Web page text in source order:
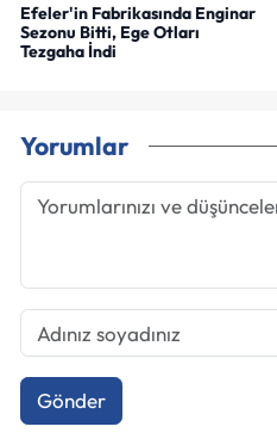
Efeler'in Fabrikasında Enginar
Sezonu Bitti, Ege Otları
Tezgaha İndi
Yorumlar
Gönder